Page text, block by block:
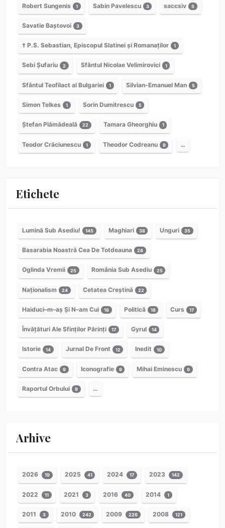
Robert Sungenis 1 Sabin Pavelescu 3 saccsiv 5
Savatie Baștovoi 3
† P.S. Sebastian, Episcopul Slatinei și Romanaților 1
Sebi Șufariu 2 Sfântul Nicolae Velimirovici 1
Sfântul Teofilact al Bulgariei 1 Silvian-Emanuel Man 5
Simon Telkes 1 Sorin Dumitrescu 5
Ștefan Plămădeală 22 Tamara Gheorghiu 1
Teodor Crăciunescu 1 Theodor Codreanu 9 …
Etichete
Lumină Sub Asediu! 145 Maghiari 38 Unguri 35
Basarabia Noastră Cea De Totdeauna 28
Oglinda Vremii 25 România Sub Asediu 25
Naționalism 24 Cetatea Creștină 22
Haiduci–m–aș Și N–am Cui 18 Politică 18 Curs 17
Învățături Ale Sfinților Părinți 17 Gyrul 14
Istorie 14 Jurnal De Front 12 Inedit 10
Contra Atac 9 Iconografie 9 Mihai Eminescu 9
Raportul Orbului 9 …
Arhive
2026 19 2025 41 2024 17 2023 142
2022 11 2021 3 2016 40 2014 1
2011 3 2010 242 2009 226 2008 121